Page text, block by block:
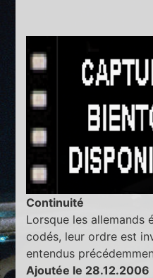
Continuité
Lorsque les allemands
codés, leur ordre est
entendus
Ajoutée le 28.12.2006